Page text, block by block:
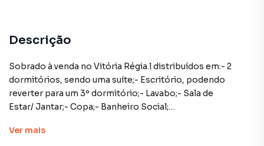
Descrição
Sobrado à venda no Vitória Régia.l distribuídos em:- 2
dormitórios, sendo uma suíte;- Escritório, podendo
reverter para um 3º dormitório;- Lavabo;- Sala de
Estar/ Jantar;- Copa;- Banheiro Social;
integrada ao SENSACIONAL Espaço Gourmet com
Ver mais